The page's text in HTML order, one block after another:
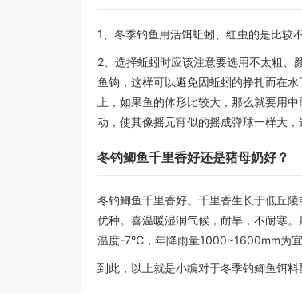
1、冬季钓鱼用活饵蚯蚓、红虫的是比较
2、选择蚯蚓时应该注意要选用不太粗、
鱼钩，这样可以避免因蚯蚓的挣扎而在
上，如果鱼的体形比较大，那么就要用
动，使其像摇元宵似的摇成弹球一样大
冬钓鲫鱼千里香好还是猪母奶好？
冬钓鲫鱼千里香好。千里香生长于低丘
优种。喜温暖湿润气候，耐旱，不耐寒
温度-7℃，年降雨量1000~1600mm为宜
到此，以上就是小编对于冬季钓鲫鱼饵